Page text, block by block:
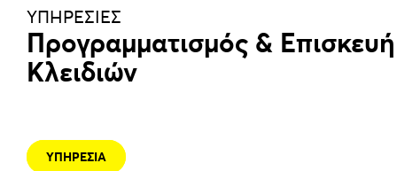
ΥΠΗΡΕΣΙΕΣ
Προγραμματισμός & Επισκευή
Κλειδιών
ΥΠΗΡΕΣΙΑ